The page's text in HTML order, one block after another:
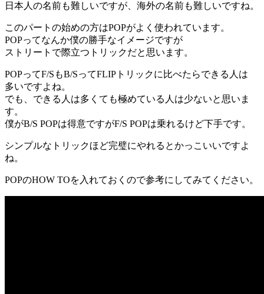
日本人の名前も難しいですが、海外の名前も難しいですね。
このパートの始めの方はPOPがよく使われています。
POPってなんか僕の勝手なイメージですが
ストリートで際立つトリックだと思います。
POPってF/SもB/SってFLIPトリックに比べたらできる人は
多いですよね。
でも、できる人は多くても極めている人は少ないと思いま
す。
僕がB/S POPは得意ですがF/S POPは乗れるけど下手です。
シンプルなトリックほど完璧にやれるとかっこいいですよ
ね。
POPのHOW TOを入れておくので参考にしてみてください。